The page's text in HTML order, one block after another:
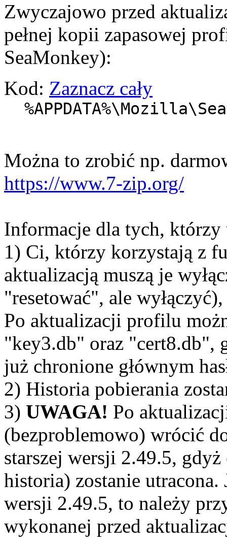
Zwyczajowo przed
pełnej kopii zapasowej
SeaMonkey):
Kod: Zaznacz cały
Można to zrobić np.
https://www.7-zip.org/
Informacje dla tych, którzy
1) Ci, którzy korzystają z
aktualizacją muszą je
"resetować", ale
Po aktualizacji profilu
"key3.db" oraz "cert8.db",
już chronione głównym
2) Historia pobierania
3) UWAGA! Po
(bezproblemowo) wrócić
starszej wersji 2.49.5, gdyż
historia) zostanie
wersji 2.49.5, to należy
wykonanej przed